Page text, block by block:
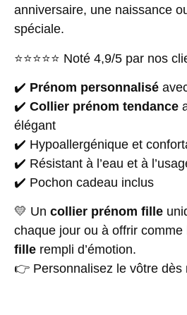
anniversaire, une naissance
spéciale.
⭐⭐⭐⭐⭐ Noté 4,9/5 par nos
✔️ Prénom personnalisé
✔️ Collier prénom tendance
élégant
✔️ Hypoallergénique et
✔️ Résistant à l’eau et à
✔️ Pochon cadeau inclus
💛 Un collier prénom fille
chaque jour ou à offrir comme
fille rempli d’émotion.
👉 Personnalisez le vôtre dès